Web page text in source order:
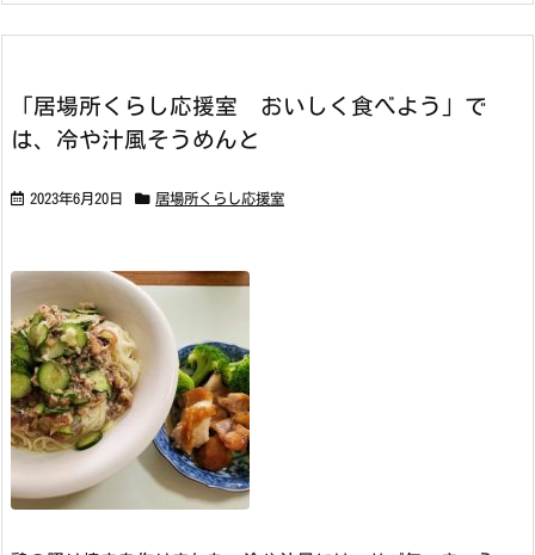
「居場所くらし応援室 おいしく食べよう」で
は、冷や汁風そうめんと
2023年6月20日 居場所くらし応援室